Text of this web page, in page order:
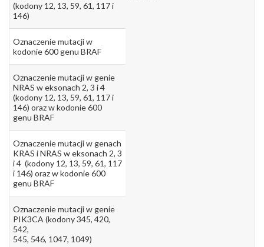
(kodony 12, 13, 59, 61, 117 i
146)
Oznaczenie mutacji w
kodonie 600 genu BRAF
Oznaczenie mutacji w genie
NRAS w eksonach 2, 3 i 4
(kodony 12, 13, 59, 61, 117 i
146) oraz w kodonie 600
genu BRAF
Oznaczenie mutacji w genach
KRAS i NRAS w eksonach 2, 3
i 4 (kodony 12, 13, 59, 61, 117
i 146) oraz w kodonie 600
genu BRAF
Oznaczenie mutacji w genie
PIK3CA (kodony 345, 420,
542,
545, 546, 1047, 1049)